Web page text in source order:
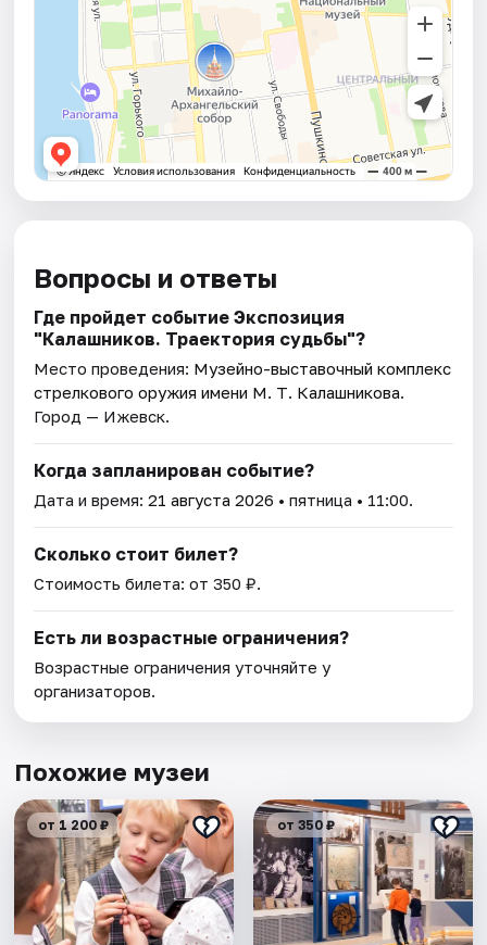
Вопросы и ответы
Где пройдет событие Экспозиция
"Калашников. Траектория судьбы"?
Место проведения: Музейно-выставочный комплекс
стрелкового оружия имени М. Т. Калашникова.
Город — Ижевск.
Когда запланирован событие?
Дата и время:21 августа 2026 • пятница • 11:00.
Сколько стоит билет?
Стоимость билета: от 350 ₽.
Есть ли возрастные ограничения?
Возрастные ограничения уточняйте у
организаторов.
Похожие музеи
от 1 200 ₽ от 350 ₽